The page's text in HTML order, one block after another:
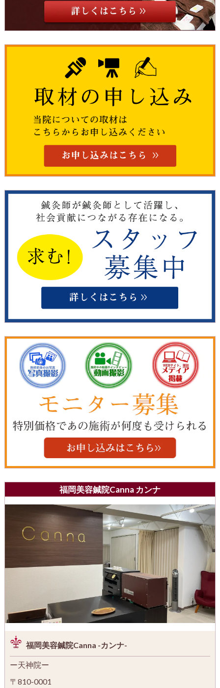
福岡美容鍼院Canna カンナ
福岡美容鍼院Canna -カンナ-
ー天神院ー
〒810-0001